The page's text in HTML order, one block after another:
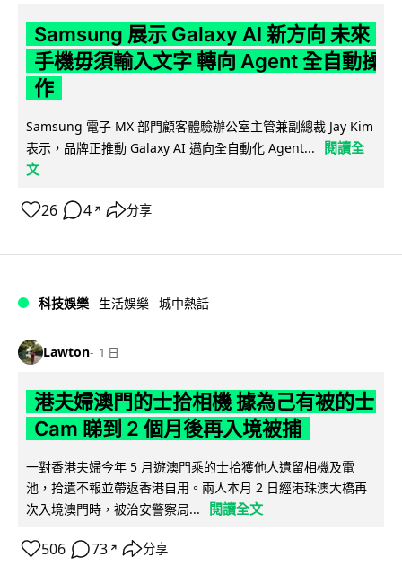
Samsung 展示 Galaxy AI 新方向 未來
手機毋須輸入文字 轉向 Agent 全自動操
作
Samsung 電子 MX 部門顧客體驗辦公室主管兼副總裁 Jay Kim
表示，品牌正推動 Galaxy AI 邁向全自動化 Agent...
閱讀全
文
26 4 ↗ 分享
科技娛樂 生活娛樂 城中熱話
Lawton 1 日
港夫婦澳門的士拾相機 據為己有被的士
Cam 睇到 2 個月後再入境被捕
一對香港夫婦今年 5 月遊澳門乘的士拾獲他人遺留相機及電
池，拾遺不報並帶返香港自用。兩人本月 2 日經港珠澳大橋再
次入境澳門時，被治安警察局...
閱讀全文
506 73 ↗ 分享